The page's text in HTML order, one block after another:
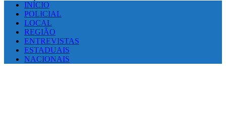
INÍCIO
POLICIAL
LOCAL
REGIÃO
ENTREVISTAS
ESTADUAIS
NACIONAIS